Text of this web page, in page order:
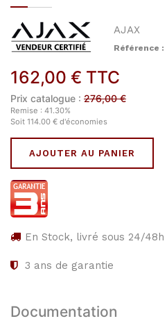
AJAX
Référence :
162,00 € TTC
Prix catalogue : 276,00€
Remise : 41.30%
Soit 114.00 € d'économies
AJOUTER AU PANIER
En Stock, livré sous 24/48h
3 ans de garantie
Documentation